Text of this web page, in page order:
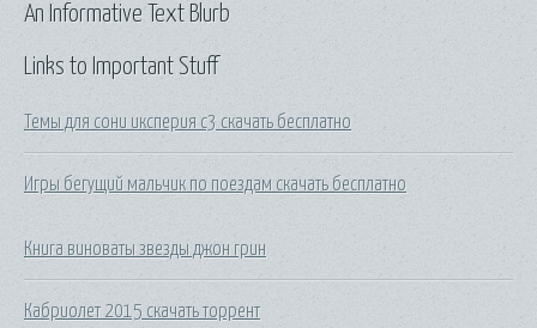
Links to Important Stuff
Темы для сони иксперия с3 скачать бесплатно
Игры бегущий мальчик по поездам скачать бесплатно
Книга виноваты звезды джон грин
Кабриолет 2015 скачать торрент
An Informative Text Blurb